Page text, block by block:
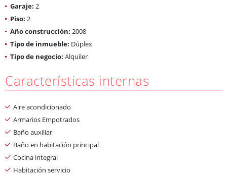
Garaje: 2
Piso: 2
Año construcción: 2008
Tipo de inmueble: Dúplex
Tipo de negocio: Alquiler
Características internas
Aire acondicionado
Armarios Empotrados
Baño auxiliar
Baño en habitación principal
Cocina integral
Habitación servicio